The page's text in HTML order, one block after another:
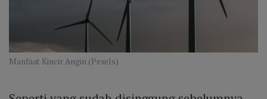
Manfaat Kincir Angin (Pexels)